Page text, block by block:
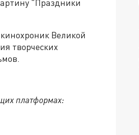
"Праздники
Великой
творческих
платформах: